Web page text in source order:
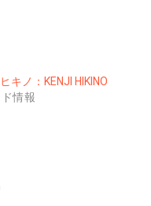
キノ：KENJI HIKINO
情報